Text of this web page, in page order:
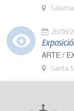
26/06/
ARTE /
Santa